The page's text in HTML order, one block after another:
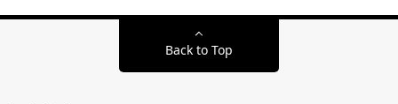
Back to Top